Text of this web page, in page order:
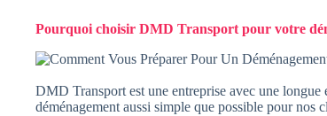
Pourquoi choisir DMD Transport pour votre
DMD Transport est une entreprise avec une longue
déménagement aussi simple que possible pour